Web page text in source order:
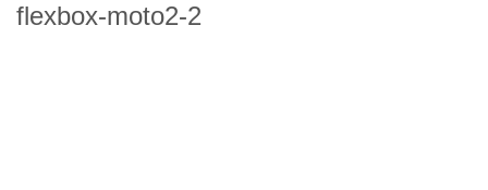
flexbox-moto2-2